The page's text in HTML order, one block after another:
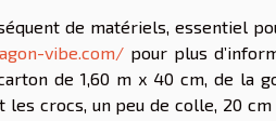
de matériels, essentiel
vibe.com/ pour plus
de 1,60 m x 40 cm, de la
crocs, un peu de colle, 20 cm